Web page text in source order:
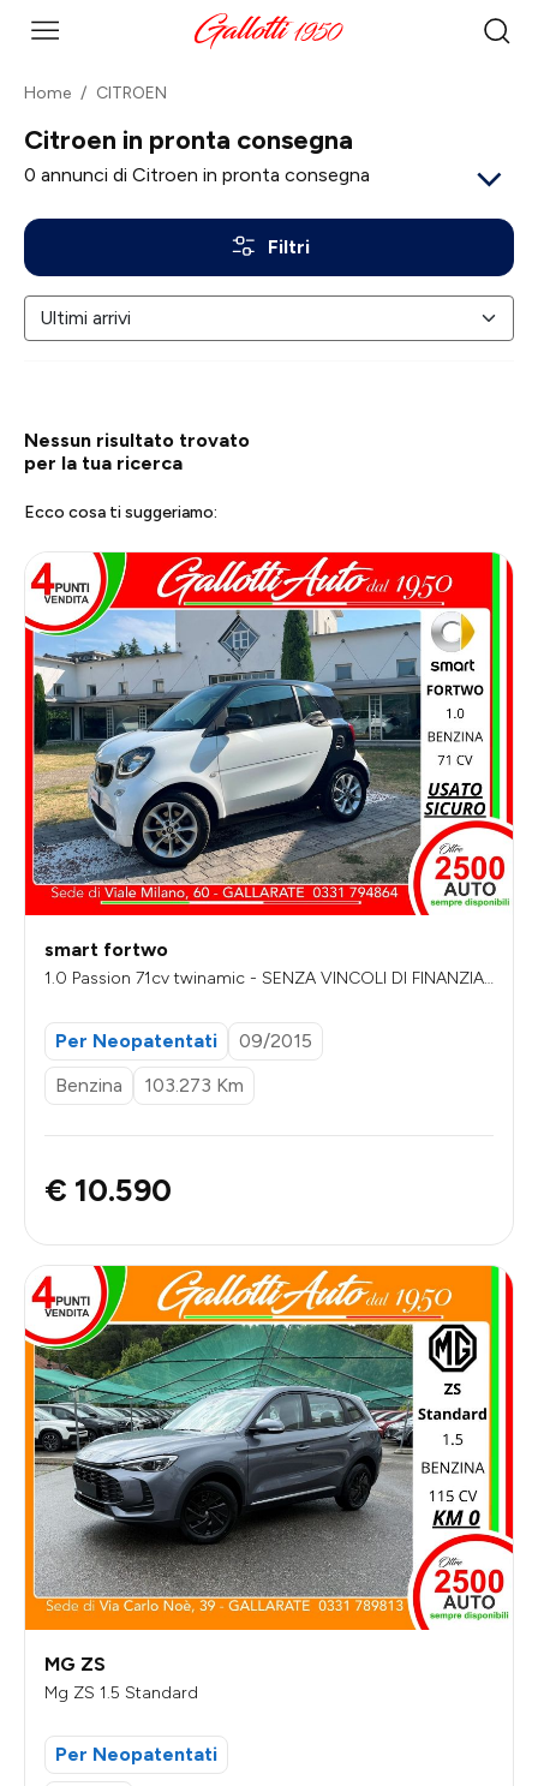
Home CITROEN
Citroen in pronta consegna
0 annunci di Citroen in pronta consegna
Filtri
Nessun risultato trovato
per la tua ricerca
Ecco cosa ti suggeriamo:
smart fortwo
1.0 Passion 71cv twinamic - SENZA VINCOLI DI FINANZIA
Per Neopatentati
09/2015
Benzina
103.273 Km
€ 10.590
MG ZS
Mg ZS 1.5 Standard
Per Neopatentati